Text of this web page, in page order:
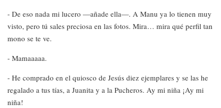
- De eso nada mi lucero —añade ella—. A Manu ya lo tienen muy
visto, pero tú sales preciosa en las fotos. Mira… mira qué perfil tan
mono se te ve.
- Mamaaaaa.
- He comprado en el quiosco de Jesús diez ejemplares y se las he
regalado a tus tías, a Juanita y a la Pucheros. Ay mi niña ¡Ay mi
niña!